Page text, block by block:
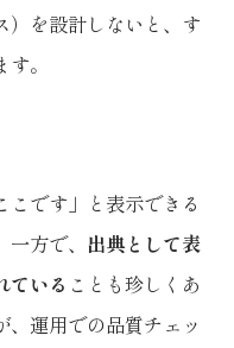
）を設計しないと、す
。
こです」と表示できる
方で、 出典として表
ている ことも珍しくあ
、運用での品質チェッ